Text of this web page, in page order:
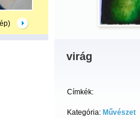
virág
Címkék:
Kategória: Művészet